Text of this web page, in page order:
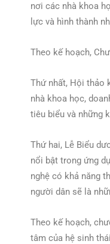
nơi các nhà khoa
lực và hình thành
Theo kế hoạch,
Thứ nhất, Hội thảo
nhà khoa học,
tiêu biểu và những
Thứ hai, Lễ Biểu
nổi bật trong ứng
nghệ có khả năng
người dân sẽ là
Theo kế hoạch,
tâm của hệ sinh